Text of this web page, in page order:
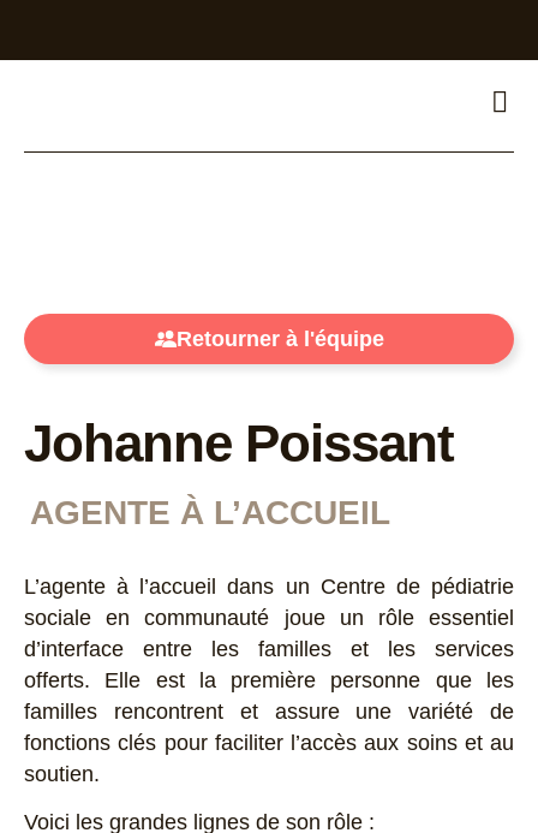
Retourner à l'équipe
Johanne Poissant
AGENTE À L’ACCUEIL
L’agente à l’accueil dans un Centre de pédiatrie
sociale en communauté joue un rôle essentiel
d’interface entre les familles et les services
offerts. Elle est la première personne que les
familles rencontrent et assure une variété de
fonctions clés pour faciliter l’accès aux soins et au
soutien.
Voici les grandes lignes de son rôle :